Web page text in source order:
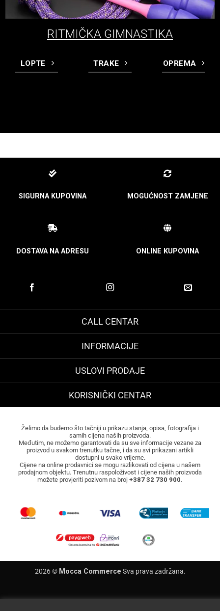
RITMIČKA GIMNASTIKA
LOPTE TRAKE OPREMA
SIGURNA KUPOVINA MOGUĆNOST ZAMJENE
DOSTAVA NA ADRESU ONLINE KUPOVINA
CALL CENTAR
INFORMACIJE
USLOVI PRODAJE
KORISNIČKI CENTAR
Želimo da budemo što tačniji u prikazu stanja, opisa, fotografija i
samih cijena naših proizvoda.
Međutim, ne možemo garantovati da su sve informacije vezane za
proizvod u svakom trenutku tačne, i da su svi prikazani artikli
dostupni u svako vrijeme.
Cijene na online prodavnici se mogu razlikovati od cijena u našem
prodajnom objektu. Trenutnu raspoloživost i cijene naših proizvoda
možete provjeriti pozivom na broj +387 32 730 900.
2026 © Mocca Commerce Sva prava zadržana.